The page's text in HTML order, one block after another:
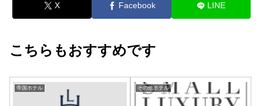
X Facebook LINE
こちらもおすすめです
帝国ホテル その他ホテル